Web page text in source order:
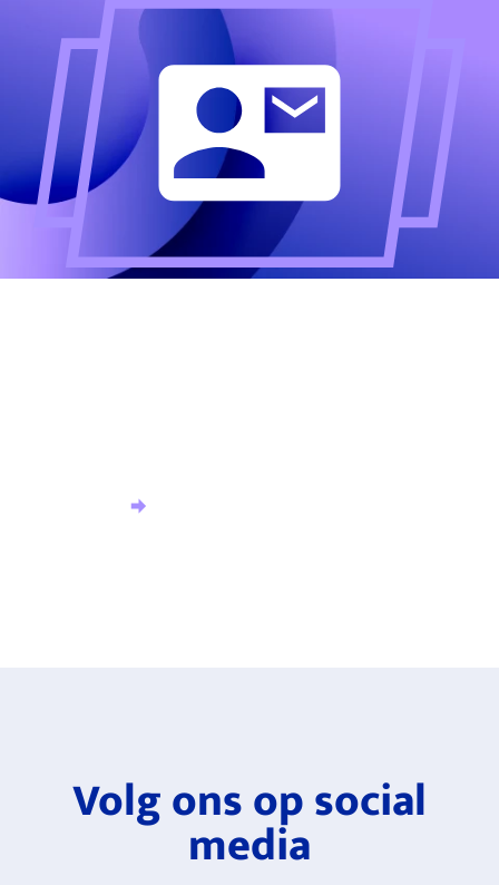
Volg ons op social
media